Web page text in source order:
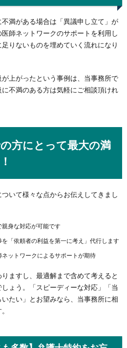
満がある場合は「異議申し立て」が
師ネットワークのサポートを利用し
りないものを埋めていく流れになり
上がったという事例は、当事務所で
不満のある方は気軽にご相談頂けれ
方にとって最大の満
いて様々な点からお伝えしてきまし
親身な対応が可能です
「依頼者の利益を第一に考え」代行します
ットワークによるサポートが期待
ますし、最適解まで含めて考えると
ょう。「スピーディーな対応」「当
たい」とお望みなら、当事務所に相